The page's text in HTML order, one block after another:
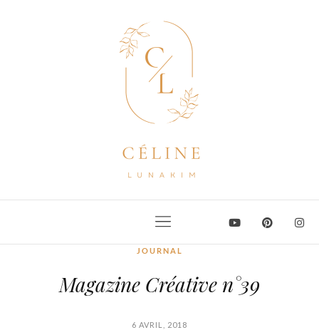
JOURNAL
Magazine Créative n°39
6 AVRIL, 2018